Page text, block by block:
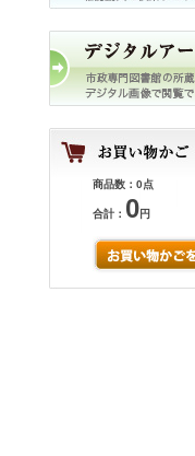
商品数：0点
合計： 0円